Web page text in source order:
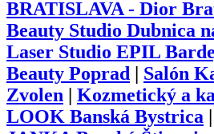
BRATISLAVA - Dior
Beauty Studio Dubnica
Laser Studio EPIL
Beauty Poprad
Salón
Zvolen
Kozmetický a
LOOK Banská Bystrica